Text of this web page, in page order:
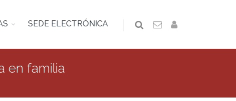
SEDE ELECTRÓNICA
en familia